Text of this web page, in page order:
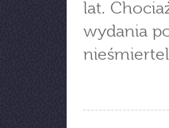
lat.
wydania